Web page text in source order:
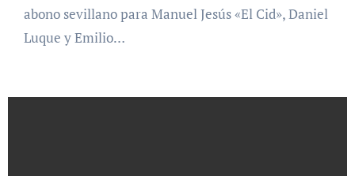
abono sevillano para Manuel Jesús «El Cid», Daniel
Luque y Emilio…